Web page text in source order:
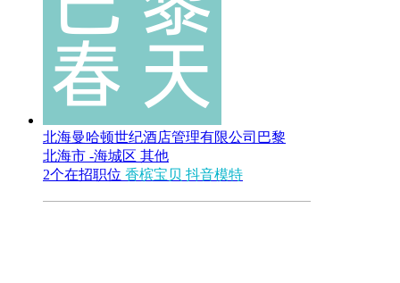
北海曼哈顿世纪酒店管理有限公司巴黎
北海市 -海城区 其他
2个在招职位 香槟宝贝 抖音模特